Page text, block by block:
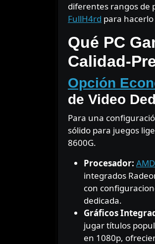
diferentes rangos de
FullH4rd para
Qué PC
Calidad-
Opción
de Video
Para una
sólido para juegos
8600G.
Procesador:
integrados
con
dedicada.
Gráficos
jugar títulos
en 1080p,